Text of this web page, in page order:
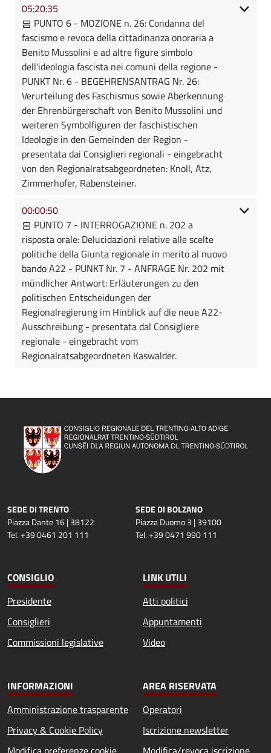
05:20:35
PUNTO 6 - MOZIONE n. 26: Condanna del
fascismo e revoca della cittadinanza onoraria a
Benito Mussolini e ad altre figure simbolo
dell'ideologia fascista nei comuni della regione -
PUNKT Nr. 6 - BEGEHRENSANTRAG Nr. 26:
Verurteilung des Faschismus sowie Aberkennung
der Ehrenbürgerschaft von Benito Mussolini und
weiteren Symbolfiguren der faschistischen
Ideologie in den Gemeinden der Region -
presentata dai Consiglieri regionali - eingebracht
von den Regionalratsabgeordneten: Knoll, Atz,
Zimmerhofer, Rabensteiner.
00:00:50
PUNTO 7 - INTERROGAZIONE n. 202 a
risposta orale: Delucidazioni relative alle scelte
politiche della Giunta regionale in merito al nuovo
bando A22 - PUNKT Nr. 7 - ANFRAGE Nr. 202 mit
mündlicher Antwort: Erläuterungen zu den
politischen Entscheidungen der
Regionalregierung im Hinblick auf die neue A22-
Ausschreibung - presentata dal Consigliere
regionale - eingebracht vom
Regionalratsabgeordneten Kaswalder.
SEDE DI TRENTO
Piazza Dante 16 | 38122
Tel. +39 0461 201 111
SEDE DI BOLZANO
Piazza Duomo 3 | 39100
Tel. +39 0471 990 111
CONSIGLIO
Presidente
Consiglieri
Commissioni legislative
LINK UTILI
Atti politici
Appuntamenti
Video
INFORMAZIONI
Amministrazione trasparente
Privacy & Cookie Policy
AREA RISERVATA
Operatori
Iscrizione newsletter